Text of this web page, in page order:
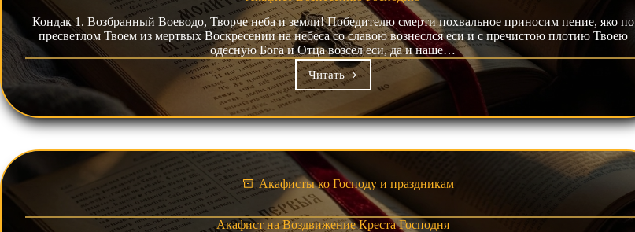
Кондак 1. Возбранный Воеводо, Творче неба и земли! Победителю смерти похвальное приносим пение, яко по
пресветлом Твоем из мертвых Воскресении на небеса со славою вознеслся еси и с пречистою плотию Твоею
одесную Бога и Отца возсел еси, да и наше…
ЧитатьАкафист
Вознесению
Господню
Акафисты ко Господу и праздникам
Акафист на Воздвижение Креста Господня